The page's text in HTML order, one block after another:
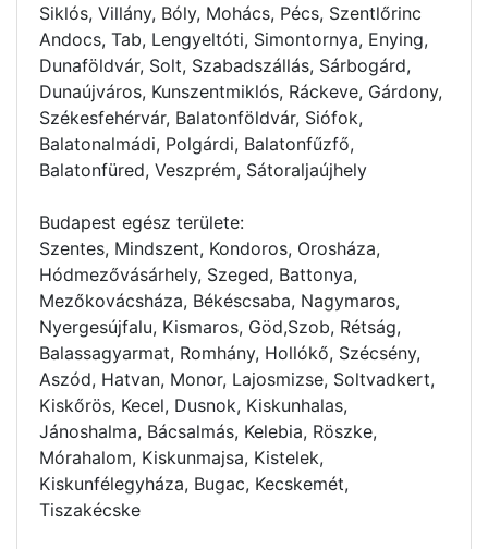
Siklós, Villány, Bóly, Mohács, Pécs, Szentlőrinc
Andocs, Tab, Lengyeltóti, Simontornya, Enying,
Dunaföldvár, Solt, Szabadszállás, Sárbogárd,
Dunaújváros, Kunszentmiklós, Ráckeve, Gárdony,
Székesfehérvár, Balatonföldvár, Siófok,
Balatonalmádi, Polgárdi, Balatonfűzfő,
Balatonfüred, Veszprém, Sátoraljaújhely
Budapest egész területe:
Szentes, Mindszent, Kondoros, Orosháza,
Hódmezővásárhely, Szeged, Battonya,
Mezőkovácsháza, Békéscsaba, Nagymaros,
Nyergesújfalu, Kismaros, Göd,Szob, Rétság,
Balassagyarmat, Romhány, Hollókő, Szécsény,
Aszód, Hatvan, Monor, Lajosmizse, Soltvadkert,
Kiskőrös, Kecel, Dusnok, Kiskunhalas,
Jánoshalma, Bácsalmás, Kelebia, Röszke,
Mórahalom, Kiskunmajsa, Kistelek,
Kiskunfélegyháza, Bugac, Kecskemét,
Tiszakécske